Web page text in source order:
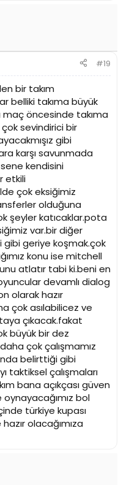
#19
bir takım
belliki takıma büyük
öncesinde takıma
sevindirici bir
gibi
karşı savunmada
kendisini
etkili
çok eksiğimiz
olduğuna
şeyler katıcaklar.pota
var.bir diğer
gibi geriye koşmak.çok
konu ise mitchell
atlatır tabi ki.beni en
devamlı dialog
olarak hazır
çok asılabilicez ve
çıkacak.fakat
büyük bir dez
çok çalışmamız
belirttiği gibi
taktiksel çalışmaları
bana açıkçası güven
oynayacağımız bol
türkiye kupası
olacağımıza